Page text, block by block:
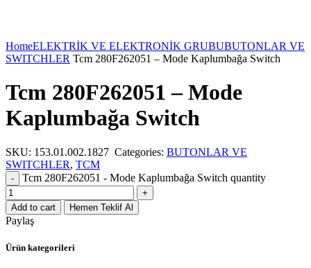
HomeELEKTRİK VE ELEKTRONİK GRUBUBUTONLAR VE
SWITCHLER Tcm 280F262051 – Mode Kaplumbağa Switch
Tcm 280F262051 – Mode
Kaplumbağa Switch
SKU: 153.01.002.1827 Categories: BUTONLAR VE
SWITCHLER, TCM
Tcm 280F262051 - Mode Kaplumbağa Switch quantity
Add to cart Hemen Teklif Al
Paylaş
Ürün kategorileri